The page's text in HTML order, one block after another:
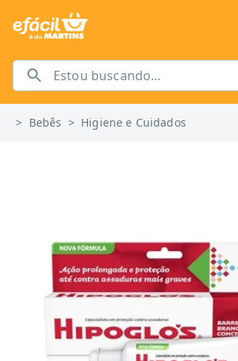
> Bebês > Higiene e Cuidados